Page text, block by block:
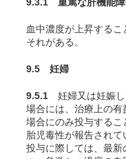
血中濃度が上昇する
それがある 。
9.5 妊婦
9.5.1 妊婦又は妊娠し
場合には、治療上の有
場合にのみ投与する
胎児毒性が報告されて
投与に際しては、最